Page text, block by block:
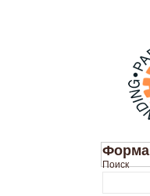
Форма
Поиск